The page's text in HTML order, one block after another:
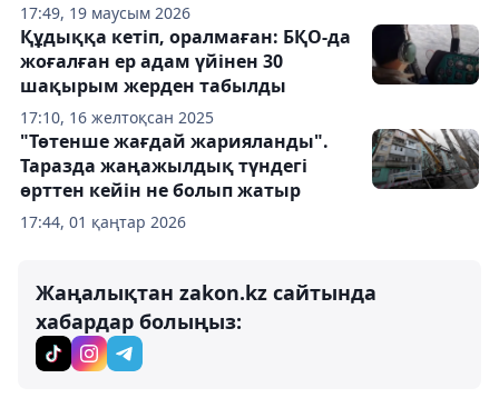
17:49, 19 маусым 2026
17:10, 16 желтоқсан 2025
Құдыққа кетіп, оралмаған: БҚО-да
жоғалған ер адам үйінен 30
шақырым жерден табылды
17:44, 01 қаңтар 2026
"Төтенше жағдай жарияланды".
Таразда жаңажылдық түндегі
өрттен кейін не болып жатыр
Жаңалықтан zakon.kz сайтында
хабардар болыңыз: